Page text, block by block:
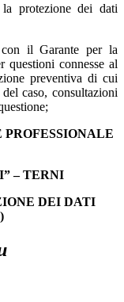
protezione dei dati
il Garante per la
questioni connesse al
preventiva di cui
caso, consultazioni
– TERNI
DEI DATI